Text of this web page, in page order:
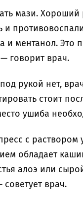
мази.
и
и ментанол. Это
говорит врач.
рукой нет,
стоит
ушиба
с раствором
обладает
алоэ или
врач.